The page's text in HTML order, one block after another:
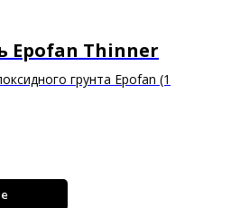
Epofan Thinner
грунта Epofan (1